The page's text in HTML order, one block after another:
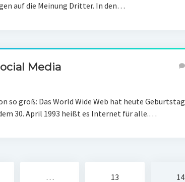
auf die Meinung Dritter. In den…
Media
so groß: Das World Wide Web hat heute Geburtstag
30. April 1993 heißt es Internet für alle.…
… 13 14